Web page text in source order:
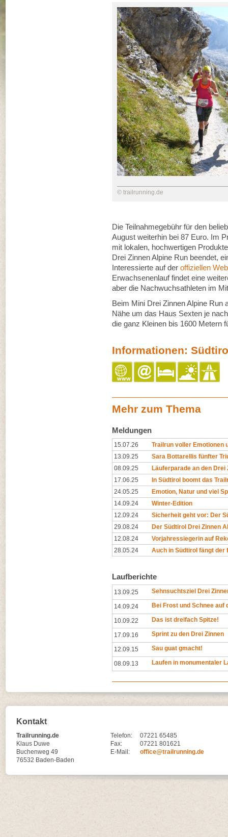
© trailrunning.de
Die Teilnahmegebühr für den
August weiterhin bei 87 Euro. Im
mit lokalen, hochwertigen
Drei Zinnen Alpine Run beendet,
Interessierte auf der offiziellen
Erwachsenenlauf findet eine
aber die Nachwuchsathleten im
Beim Mini Drei Zinnen Alpine Run
Nähe um das Haus Sexten je
die ganz Kleinen bis 1600 Metern
Informationen:
Mehr zum Thema
Meldungen
15.07.26
Trailrun voller Emotionen
13.09.25
Sara Bottarellis fünfter
08.09.25
Läuferparade an den Drei
17.06.25
In Südtirol boomt das
24.05.25
Emotion, Natur und viel
14.09.24
Winter-Edition
12.09.24
Sicherheit geht vor: Der
29.08.24
Der Südtirol Drei Zinnen
12.08.24
Vorjahressiegerin auf
28.05.24
Auch in Südtirol fängt der
Laufberichte
13.09.25 Sehnsuchtsziel Drei
14.09.24 Bei Frost und Schnee auf
10.09.22 Das ist dreifach Spitze!
17.09.16 Sprint zu den Drei Zinnen
12.09.15 Sau guat gmacht!
08.09.13 Laufen in monumentaler
Kontakt
Trailrunning.de
Klaus Duwe
Buchenweg 49
76532 Baden-Baden
Telefon:
07221 65485
Fax:
07221 801621
E-Mail:
office@trailrunning.de